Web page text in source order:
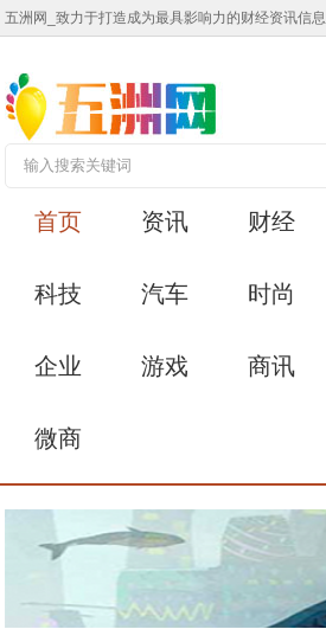
五洲网_致力于打造成为最具影响力的财经资讯信息
首页 资讯 财经
科技 汽车 时尚
企业 游戏 商讯
微商